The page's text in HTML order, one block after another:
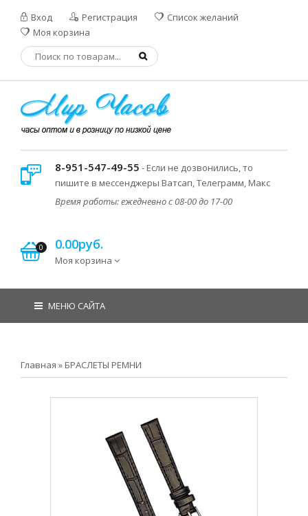
Вход Регистрация
Список желаний
Моя корзина
8-951-547-49-55 - Если не дозвонились, то
пишите в мессенджеры Ватсап, Телеграмм, Макс
Время работы: ежедневно с 08-00 до 17-00
0 0.00руб.
Моя корзина
МЕНЮ САЙТА
Главная » БРАСЛЕТЫ РЕМНИ